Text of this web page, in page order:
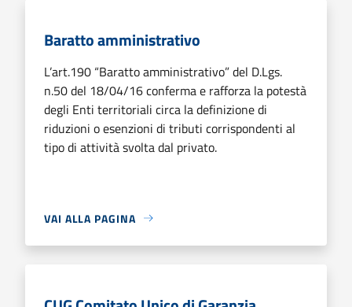
Baratto amministrativo
L’art.190 “Baratto amministrativo” del D.Lgs.
n.50 del 18/04/16 conferma e rafforza la potestà
degli Enti territoriali circa la definizione di
riduzioni o esenzioni di tributi corrispondenti al
tipo di attività svolta dal privato.
VAI ALLA PAGINA